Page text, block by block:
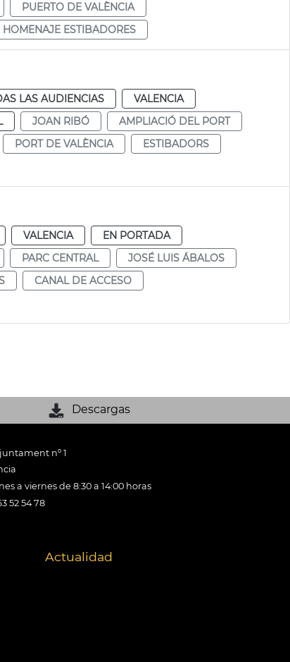
PUERTO DE VALÈNCIA
HOMENAJE ESTIBADORES
LAS AUDIENCIAS
VALENCIA
JOAN RIBÓ
AMPLIACIÓ DEL PORT
PORT DE VALÈNCIA
ESTIBADORS
VALENCIA
EN PORTADA
PARC CENTRAL
JOSÉ LUIS ÁBALOS
CANAL DE ACCESO
Descargas
nº 1
a viernes de 8:30 a 14:00 horas
52 54 78
Actualidad